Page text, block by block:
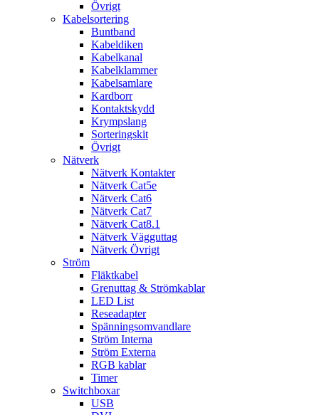
Övrigt
Kabelsortering
Buntband
Kabeldiken
Kabelkanal
Kabelklammer
Kabelsamlare
Kardborr
Kontaktskydd
Krympslang
Sorteringskit
Övrigt
Nätverk
Nätverk Kontakter
Nätverk Cat5e
Nätverk Cat6
Nätverk Cat7
Nätverk Cat8.1
Nätverk Vägguttag
Nätverk Övrigt
Ström
Fläktkabel
Grenuttag & Strömkablar
LED List
Reseadapter
Spänningsomvandlare
Ström Interna
Ström Externa
RGB kablar
Timer
Switchboxar
USB